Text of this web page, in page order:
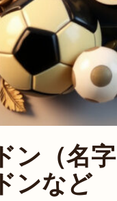
ン（名
ンなど